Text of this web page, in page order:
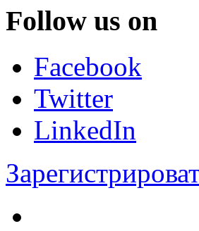
Follow us on
Facebook
Twitter
LinkedIn